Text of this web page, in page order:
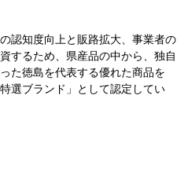
認知度向上と販路拡大、事業者の
するため、県産品の中から、独自
た徳島を代表する優れた商品を
特選ブランド」として認定してい